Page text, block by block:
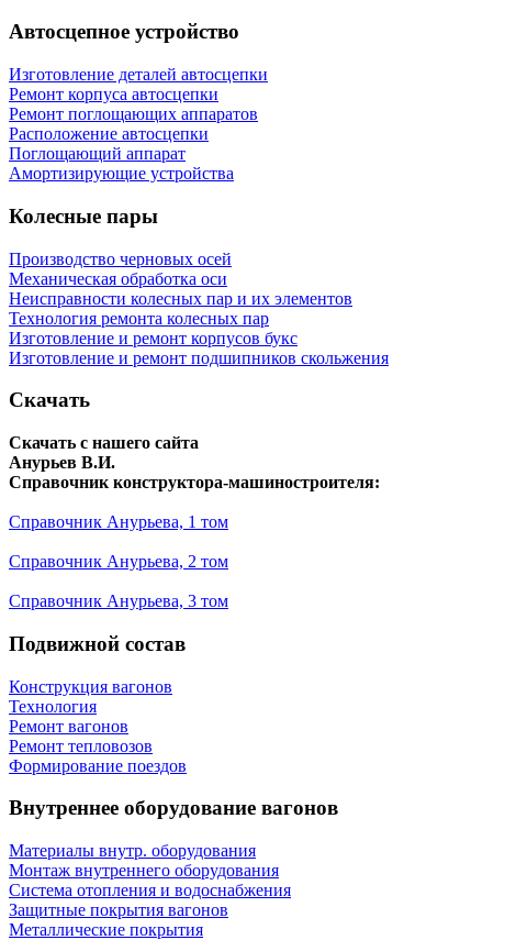
Автосцепное устройство
Изготовление деталей автосцепки
Ремонт корпуса автосцепки
Ремонт поглощающих аппаратов
Расположение автосцепки
Поглощающий аппарат
Амортизирующие устройства
Колесные пары
Производство черновых осей
Механическая обработка оси
Неисправности колесных пар и их элементов
Технология ремонта колесных пар
Изготовление и ремонт корпусов букс
Изготовление и ремонт подшипников скольжения
Скачать
Скачать с нашего сайта
Анурьев В.И.
Справочник конструктора-машиностроителя:
Справочник Анурьева, 1 том
Справочник Анурьева, 2 том
Справочник Анурьева, 3 том
Подвижной состав
Конструкция вагонов
Технология
Ремонт вагонов
Ремонт тепловозов
Формирование поездов
Внутреннее оборудование вагонов
Материалы внутр. оборудования
Монтаж внутреннего оборудования
Cистема отопления и водоснабжения
Защитные покрытия вагонов
Металлические покрытия